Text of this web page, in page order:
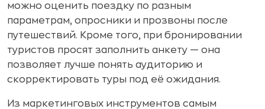
можно оценить поездку по разным
параметрам, опросники и прозвоны после
путешествий. Кроме того, при бронировании
туристов просят заполнить анкету — она
позволяет лучше понять аудиторию и
скорректировать туры под её ожидания.
Из маркетинговых инструментов самым